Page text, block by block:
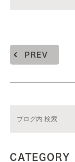
PREV
CATEGORY